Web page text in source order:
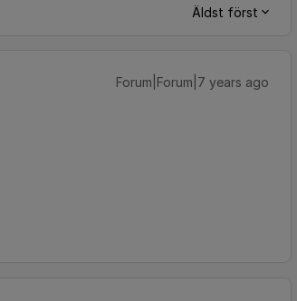
Äldst först
Forum|Forum|7 years ago